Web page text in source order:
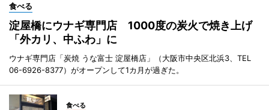
食べる
淀屋橋にウナギ専門店 1000度の炭火で焼き上げ
「外カリ、中ふわ」に
ウナギ専門店「炭焼 うな富士 淀屋橋店」（大阪市中央区北浜3、TEL
06-6926-8377）がオープンして1カ月が過ぎた。
食べる